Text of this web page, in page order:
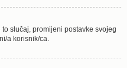
to slučaj, promijeni postavke svojeg
a korisnik/ca.